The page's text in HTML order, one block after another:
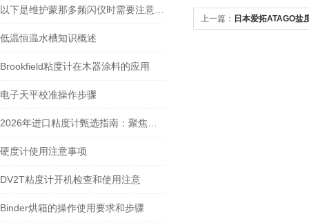
低温恒温水槽知识概述
Brookfield粘度计在木器涂料的应用
电子天平校准操作步骤
硬度计使用注意事项
DV2T粘度计开机检查和使用注意
Binder烘箱的操作使用要求和步骤
上一篇： 日本爱拓ATAGO盐